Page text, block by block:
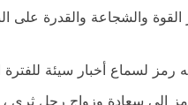
القوة والشجاعة والقدرة
رمز لسماع أخبار سيئة للفترة